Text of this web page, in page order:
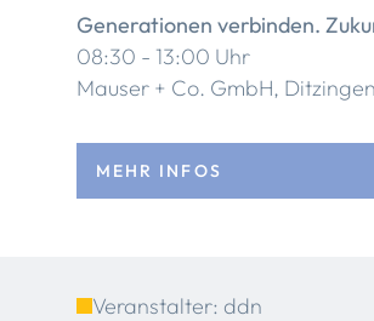
Generationen verbinden.
08:30 - 13:00 Uhr
Mauser + Co. GmbH,
MEHR INFOS
Veranstalter: ddn